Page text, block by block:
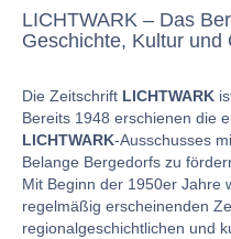
LICHTWARK – Das
Geschichte, Kultur und
Die Zeitschrift LICHTWARK
Bereits 1948 erschienen die
LICHTWARK-Ausschusses
Belange Bergedorfs zu
Mit Beginn der 1950er Jahre
regelmäßig erscheinenden
regionalgeschichtlichen und